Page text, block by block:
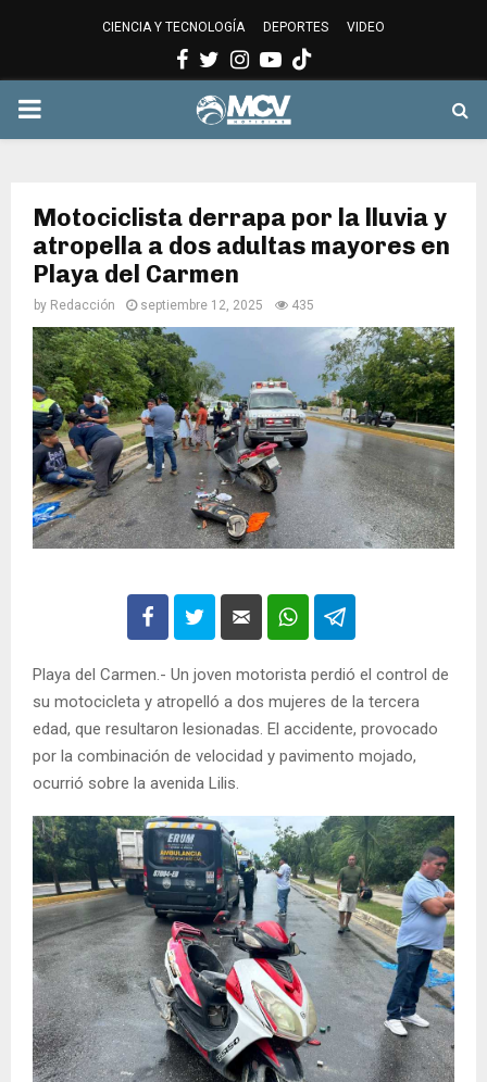
CIENCIA Y TECNOLOGÍA DEPORTES VIDEO
Facebook
Twitter
Instagram
Youtube
PRIMARY
Motociclista derrapa por la lluvia y
atropella a dos adultas mayores en
Playa del Carmen
by Redacción septiembre 12, 2025 435
Playa del Carmen.- Un joven motorista perdió el control de
su motocicleta y atropelló a dos mujeres de la tercera
edad, que resultaron lesionadas. El accidente, provocado
por la combinación de velocidad y pavimento mojado,
ocurrió sobre la avenida Lilis.